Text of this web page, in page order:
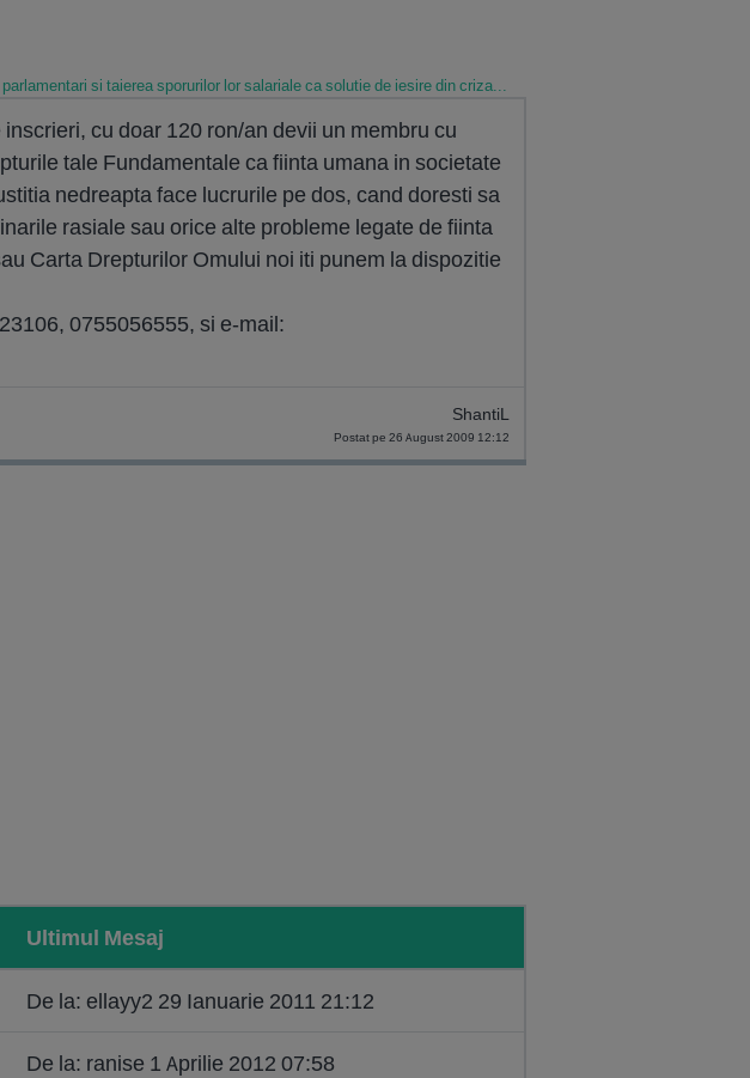
si taierea sporurilor lor salariale ca solutie de iesire din criza...
cu doar 120 ron/an devii un membru cu
tale Fundamentale ca fiinta umana in societate
nedreapta face lucrurile pe dos, cand doresti sa
rasiale sau orice alte probleme legate de fiinta
Carta Drepturilor Omului noi iti punem la dispozitie
0755056555, si e-mail:
ShantiL
Postat pe 26 August 2009 12:12
Ultimul Mesaj
De la: ellayy2 29 Ianuarie 2011 21:12
De la: ranise 1 Aprilie 2012 07:58